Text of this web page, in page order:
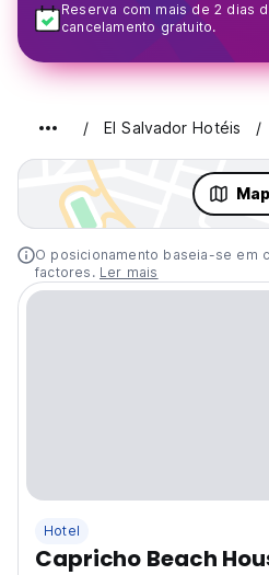
Reserva com mais de 2 dias
cancelamento gratuito.
El Salvador Hotéis
O posicionamento baseia-se em
factores. Ler mais
Hotel
Capricho Beach